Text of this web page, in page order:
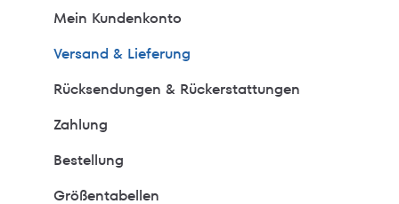
Mein Kundenkonto
Versand & Lieferung
Rücksendungen & Rückerstattungen
Zahlung
Bestellung
Größentabellen